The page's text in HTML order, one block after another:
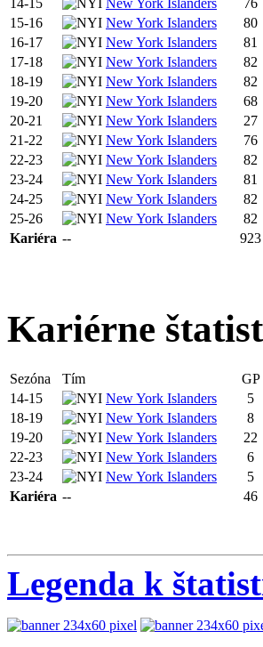
14-15
New York Islanders 76
15-16
New York Islanders 80
16-17
New York Islanders 81
17-18
New York Islanders 82
18-19
New York Islanders 82
19-20
New York Islanders 68
20-21
New York Islanders 27
21-22
New York Islanders 76
22-23
New York Islanders 82
23-24
New York Islanders 81
24-25
New York Islanders 82
25-26
New York Islanders 82
Kariéra -- 923
Kariérne
Sezóna Tím GP
14-15
New York Islanders 5
18-19
New York Islanders 8
19-20
New York Islanders 22
22-23
New York Islanders 6
23-24
New York Islanders 5
Kariéra -- 46
Legenda k